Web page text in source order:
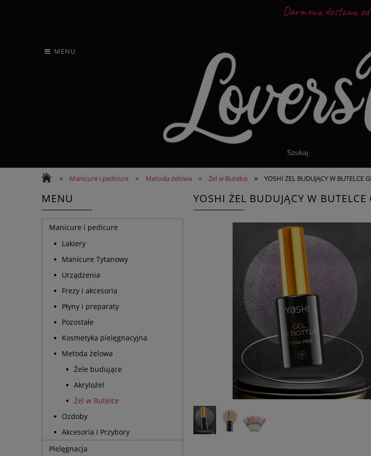
Darmowa dostawa
MENU
» Manicure i pedicure » Metoda żelowa » Żel w Butelce » YOSHI ŻEL BUDUJĄCY W BUTELCE
MENU
Manicure i pedicure
Lakiery
Manicure Tytanowy
Urządzenia
Frezy i akcesoria
Płyny i preparaty
Pozostałe
Kosmetyka pielęgnacyjna
Metoda żelowa
Żele budujące
Akrylożel
Żel w Butelce
Ozdoby
Akcesoria i Przybory
Pielęgnacja
YOSHI ŻEL BUDUJĄCY W